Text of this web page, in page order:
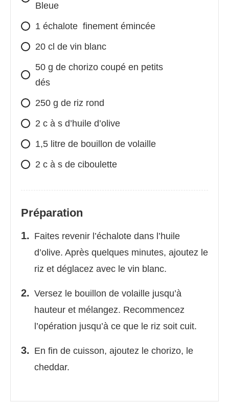
Bleue
1 échalote finement émincée
20 cl de vin blanc
50 g de chorizo coupé en petits
dés
250 g de riz rond
2 c à s d’huile d’olive
1,5 litre de bouillon de volaille
2 c à s de ciboulette
Préparation
Faites revenir l’échalote dans l’huile
d’olive. Après quelques minutes, ajoutez le
riz et déglacez avec le vin blanc.
Versez le bouillon de volaille jusqu’à
hauteur et mélangez. Recommencez
l’opération jusqu’à ce que le riz soit cuit.
En fin de cuisson, ajoutez le chorizo, le
cheddar.